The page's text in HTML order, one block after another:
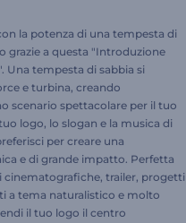
la potenza di una tempesta di
grazie a questa "Introduzione
Una tempesta di sabbia si
e turbina, creando
scenario spettacolare per il tuo
logo, lo slogan e la musica di
per creare una
e di grande impatto. Perfetta
cinematografiche, trailer, progetti
a tema naturalistico e molto
il tuo logo il centro